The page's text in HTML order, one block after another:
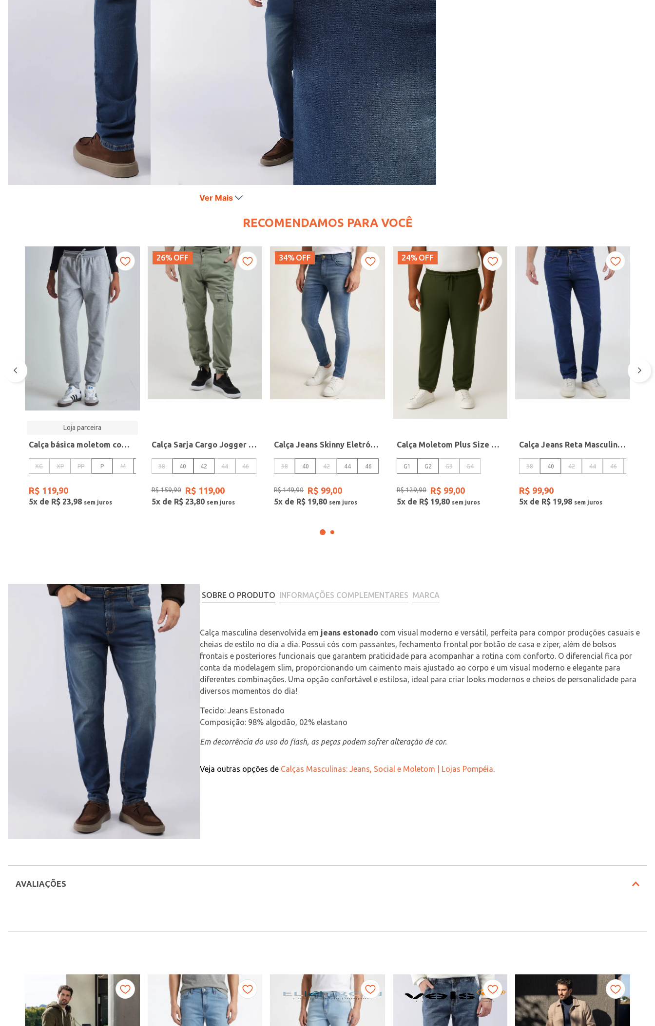
Ver Mais
RECOMENDAMOS PARA VOCÊ
Loja parceira
Calça básica moletom com punho cinza mescla
XG XP PP P M GG
R$ 119,90
5x de R$ 23,98
26% OFF
Calça Sarja Cargo Jogger Masculina VERDE CLARO
38 40 42 44 46
R$159,90 R$ 119,00
5x de R$ 23,80
34% OFF
Calça Jeans Skinny Eletrón Masculina AZUL
38 40 42 44 46
R$149,90 R$ 99,00
5x de R$ 19,80
24% OFF
Calça Moletom Plus Size Masculina VERDE
G1 G2 G3 G4
R$129,90 R$ 99,00
5x de R$ 19,80
Calça Jeans Reta Masculina AZUL
38 40 42 44 46
R$ 99,90
5x de R$ 19,98
SOBRE O PRODUTO INFORMAÇÕES COMPLEMENTARES MARCA
Calça masculina desenvolvida em jeans estonado com visual moderno e versátil, perfeita para compor produções casuais e
cheias de estilo no dia a dia. Possui cós com passantes, fechamento frontal por botão de casa e zíper, além de bolsos
frontais e posteriores funcionais que garantem praticidade para acompanhar a rotina com conforto. O diferencial fica por
conta da modelagem slim, proporcionando um caimento mais ajustado ao corpo e um visual moderno e elegante para
diferentes combinações. Uma opção confortável e estilosa, ideal para criar looks modernos e cheios de personalidade para
diversos momentos do dia!
Tecido: Jeans Estonado
Composição: 98% algodão, 02% elastano
Em decorrência do uso do flash, as peças podem sofrer alteração de cor.
Veja outras opções de Calças Masculinas: Jeans, Social e Moletom | Lojas Pompéia.
AVALIAÇÕES